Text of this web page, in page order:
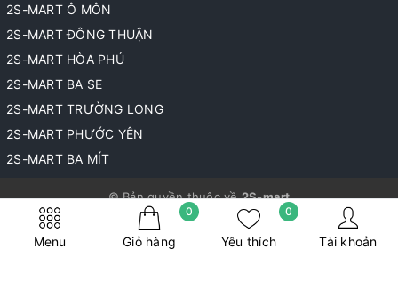
Menu Giỏ hàng
0
Yêu thích
0
Tài khoản
2S-MART Ô MÔN
2S-MART ĐÔNG THUẬN
2S-MART HÒA PHÚ
2S-MART BA SE
2S-MART TRƯỜNG LONG
2S-MART PHƯỚC YÊN
2S-MART BA MÍT
© Bản quyền thuộc về2S-mart
Cung cấp bởi
Sapo